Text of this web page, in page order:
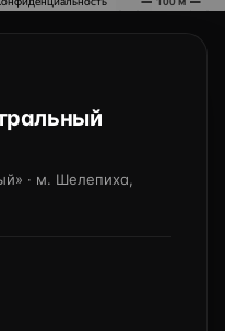
· м. Шелепиха,